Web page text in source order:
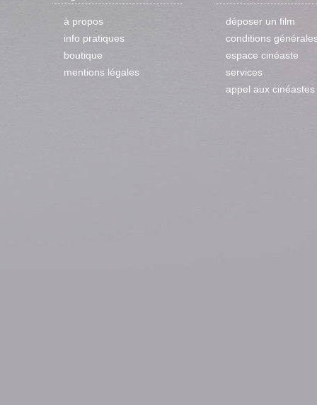
à propos
info pratiques
boutique
mentions légales
déposer un film
conditions
espace cinéaste
services
appel aux cinéastes